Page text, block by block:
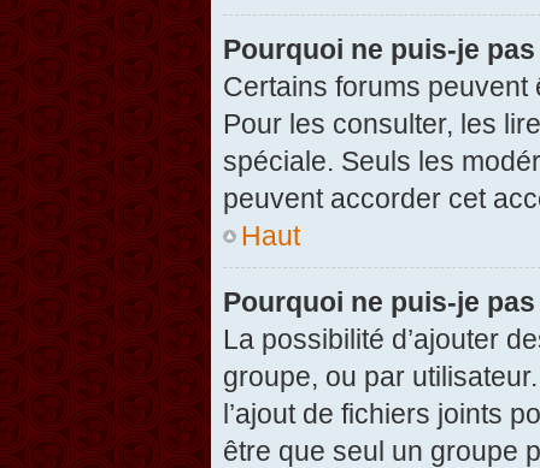
Pourquoi ne puis-je
Certains forums
Pour les consulter, les
spéciale. Seuls les
peuvent accorder cet
Haut
Pourquoi ne puis-je
La possibilité d’ajouter
groupe, ou par
l’ajout de fichiers joints
être que seul un groupe